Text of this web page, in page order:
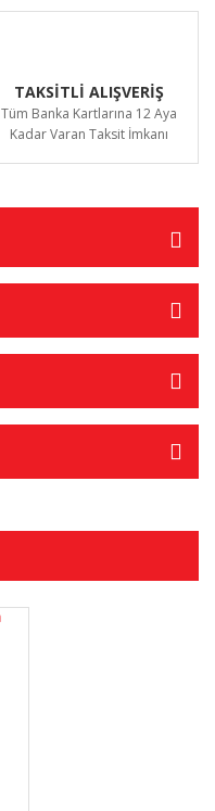
TAKSİTLİ ALIŞVERİŞ
Tüm Banka Kartlarına 12 Aya
Kadar Varan Taksit İmkanı